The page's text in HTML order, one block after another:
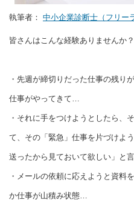
執筆者： 中小企業診断士（フリー
皆さんはこんな経験ありませんか？
・先週が締切りだった仕事の残り
仕事がやってきて…
・それに手をつけようとしたら、
て、その「緊急」仕事を片づけよ
送ったから見ておいて欲しい」と
・メールの依頼に応えようと資料
か仕事が山積み状態…